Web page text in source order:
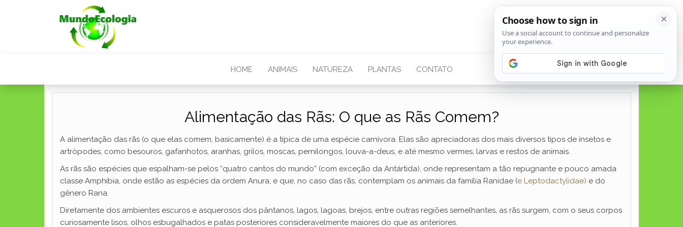
HOME ANIMAIS NATUREZA PLANTAS CONTATO
Alimentação das Rãs: O que as Rãs Comem?
A alimentação das rãs (o que elas comem, basicamente) é a típica de uma espécie carnívora. Elas são apreciadoras dos mais diversos tipos de insetos e
artrópodes, como besouros, gafanhotos, aranhas, grilos, moscas, pernilongos, louva-a-deus, e até mesmo vermes, larvas e restos de animais.
As rãs são espécies que espalham-se pelos “quatro cantos do mundo” (com exceção da Antártida), onde representam a tão repugnante e pouco amada
classe Amphibia, onde estão as espécies da ordem Anura; e que, no caso das rãs, contemplam os animais da família Ranidae (e Leptodactylidae) e do
gênero Rana.
Diretamente dos ambientes escuros e asquerosos dos pântanos, lagos, lagoas, brejos, entre outras regiões semelhantes, as rãs surgem, com o seus corpos
curiosamente lisos, olhos esbugalhados e patas posteriores consideravelmente maiores do que as anteriores.